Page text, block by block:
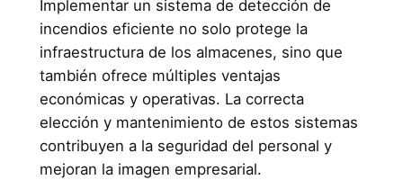
Implementar un sistema de detección de
incendios eficiente no solo protege la
infraestructura de los almacenes, sino que
también ofrece múltiples ventajas
económicas y operativas. La correcta
elección y mantenimiento de estos sistemas
contribuyen a la seguridad del personal y
mejoran la imagen empresarial.